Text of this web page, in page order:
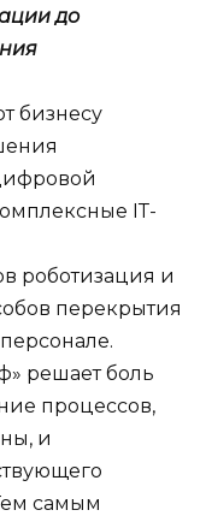
до
бизнесу
IТ-
роботизация и
перекрытия
решает боль
процессов,
и
самым